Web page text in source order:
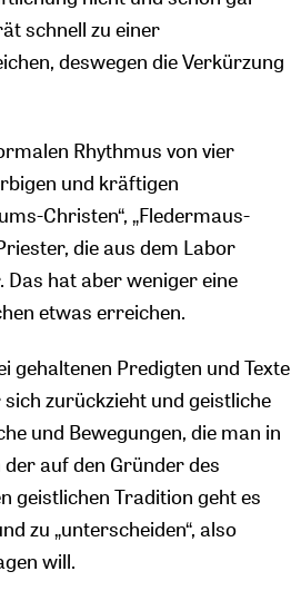
schnell zu einer
deswegen die Verkürzung
Rhythmus von vier
und kräftigen
Christen“, „Fledermaus-
die aus dem Labor
Das hat aber weniger eine
etwas erreichen.
gehaltenen Predigten und Texte
zurückzieht und geistliche
und Bewegungen, die man in
auf den Gründer des
geistlichen Tradition geht es
zu „unterscheiden“, also
will.